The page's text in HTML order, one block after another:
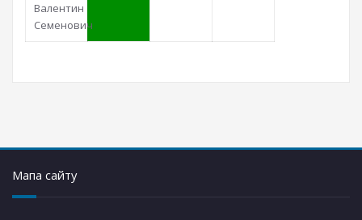
Валентин
Семенович
Мапа сайту